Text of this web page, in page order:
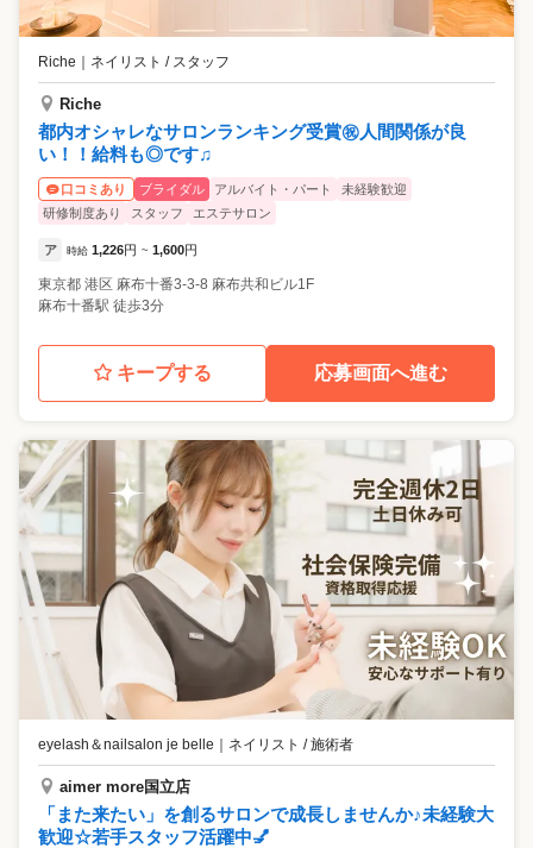
Riche ネイリスト / スタッフ
Riche
都内オシャレなサロンランキング受賞㊗️人間関係が良
い！！給料も◎です♫
口コミあり ブライダル アルバイト・パート
未経験歓迎
研修制度あり
スタッフ エステサロン
ア 時給 1,226円 ~ 1,600円
東京都 港区 麻布十番3-3-8 麻布共和ビル1F
麻布十番駅 徒歩3分
キープする 応募画面へ進む
eyelash＆nailsalon je belle ｜ ネイリスト / 施術者
aimer more国立店
「また来たい」を創るサロンで成長しませんか♪未経験大
歓迎☆若手スタッフ活躍中💅